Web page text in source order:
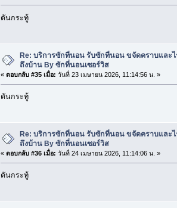
ดันกระทู้
Re: บริการซักที่นอน รับซักที่นอน ขจัดคราบและ
ถึงบ้าน By ซักที่นอนเซอร์วิส
« ตอบกลับ #35 เมื่อ: วันที่ 23 เมษายน 2026, 11:14:56 น. »
ดันกระทู้
Re: บริการซักที่นอน รับซักที่นอน ขจัดคราบและ
ถึงบ้าน By ซักที่นอนเซอร์วิส
« ตอบกลับ #36 เมื่อ: วันที่ 24 เมษายน 2026, 11:14:06 น. »
ดันกระทู้